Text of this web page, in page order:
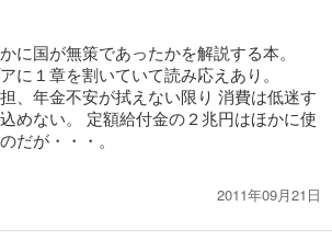
に国が無策であったかを解説する本。
に１章を割いていて読み応えあり。
、年金不安が拭えない限り 消費は低迷す
めない。 定額給付金の２兆円はほかに使
だが・・・。
2011年09月21日